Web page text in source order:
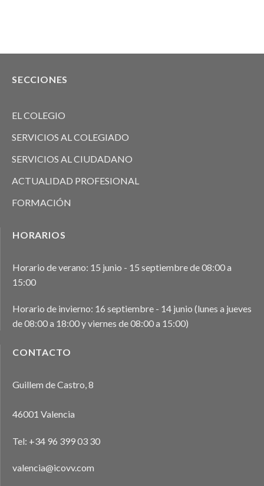
SECCIONES
EL COLEGIO
SERVICIOS AL COLEGIADO
SERVICIOS AL CIUDADANO
ACTUALIDAD PROFESIONAL
FORMACIÓN
HORARIOS
Horario de verano: 15 junio - 15 septiembre de 08:00 a
15:00
Horario de invierno: 16 septiembre - 14 junio (lunes a jueves
de 08:00 a 18:00 y viernes de 08:00 a 15:00)
CONTACTO
Guillem de Castro, 8
46001 Valencia
Tel: +34 96 399 03 30
valencia@icovv.com